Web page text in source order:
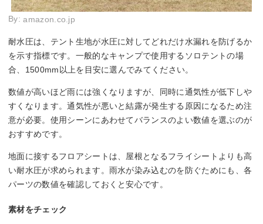
By:amazon.co.jp
耐水圧は、テント生地が水圧に対してどれだけ水漏れを防げるか
を示す指標です。一般的なキャンプで使用するソロテントの場
合、1500mm以上を目安に選んでみてください。
数値が高いほど雨には強くなりますが、同時に通気性が低下しや
すくなります。通気性が悪いと結露が発生する原因になるため注
意が必要。使用シーンにあわせてバランスのよい数値を選ぶのが
おすすめです。
地面に接するフロアシートは、屋根となるフライシートよりも高
い耐水圧が求められます。雨水が染み込むのを防ぐためにも、各
パーツの数値を確認しておくと安心です。
素材をチェック